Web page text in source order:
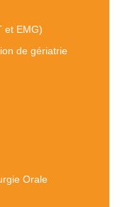
et EMG)
de gériatrie
Orale